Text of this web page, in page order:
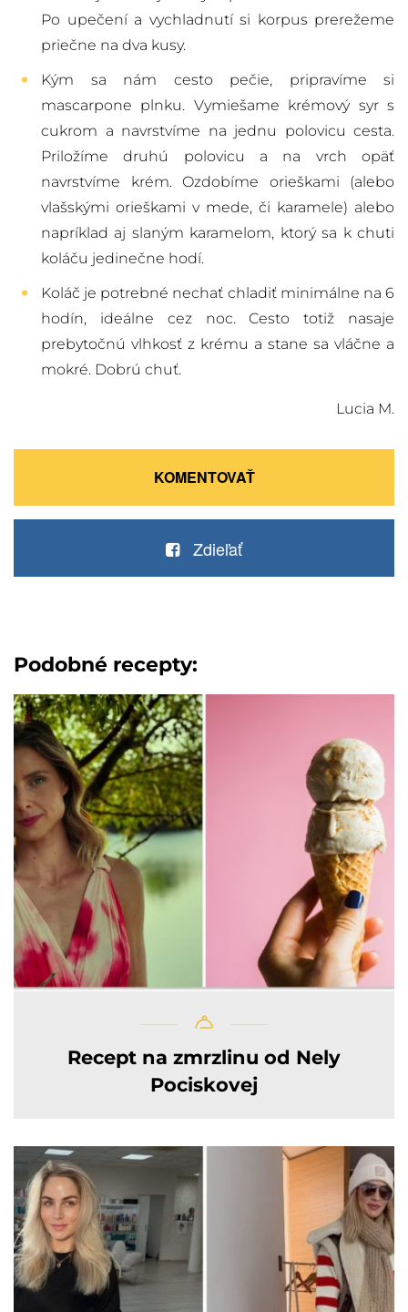
Po upečení a vychladnutí si korpus prerežeme
priečne na dva kusy.
Kým sa nám cesto pečie, pripravíme si
mascarpone plnku. Vymiešame krémový syr s
cukrom a navrstvíme na jednu polovicu cesta.
Priložíme druhú polovicu a na vrch opäť
navrstvíme krém. Ozdobíme orieškami (alebo
vlašskými orieškami v mede, či karamele) alebo
napríklad aj slaným karamelom, ktorý sa k chuti
koláču jedinečne hodí.
Koláč je potrebné nechať chladiť minimálne na 6
hodín, ideálne cez noc. Cesto totiž nasaje
prebytočnú vlhkosť z krému a stane sa vláčne a
mokré. Dobrú chuť.
Lucia M.
KOMENTOVAŤ
Zdieľať
Podobné recepty:
Recept na zmrzlinu od Nely
Pociskovej